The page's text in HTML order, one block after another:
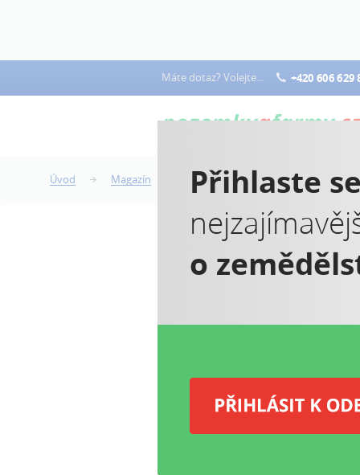
Máte dotaz? Volejte... +420 606 629
Úvod Magazín Novela stavebního zákona 2017
Přihlaste
o